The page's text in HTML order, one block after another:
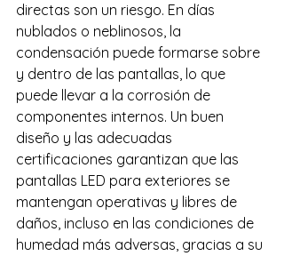
directas son un riesgo. En días
nublados o neblinosos, la
condensación puede formarse sobre
y dentro de las pantallas, lo que
puede llevar a la corrosión de
componentes internos. Un buen
diseño y las adecuadas
certificaciones garantizan que las
pantallas LED para exteriores se
mantengan operativas y libres de
daños, incluso en las condiciones de
humedad más adversas, gracias a su